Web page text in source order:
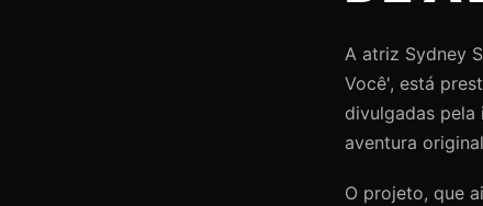
A atriz Sydney
Você', está
divulgadas pela
aventura
O projeto, que